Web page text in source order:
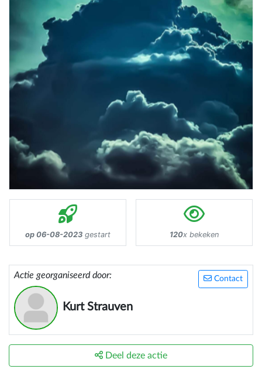
op 06-08-2023 gestart 120x bekeken
Contact
Actie georganiseerd door:
Kurt Strauven
Deel deze actie